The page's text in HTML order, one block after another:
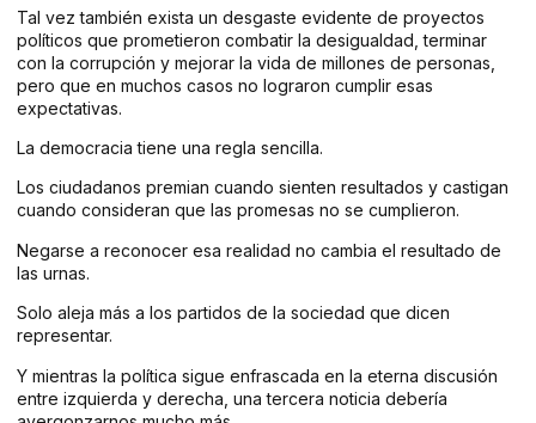
Tal vez también exista un desgaste evidente de proyectos
políticos que prometieron combatir la desigualdad, terminar
con la corrupción y mejorar la vida de millones de personas,
pero que en muchos casos no lograron cumplir esas
expectativas.
La democracia tiene una regla sencilla.
Los ciudadanos premian cuando sienten resultados y castigan
cuando consideran que las promesas no se cumplieron.
Negarse a reconocer esa realidad no cambia el resultado de
las urnas.
Solo aleja más a los partidos de la sociedad que dicen
representar.
Y mientras la política sigue enfrascada en la eterna discusión
entre izquierda y derecha, una tercera noticia debería